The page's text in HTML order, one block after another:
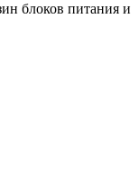
блоков питания и